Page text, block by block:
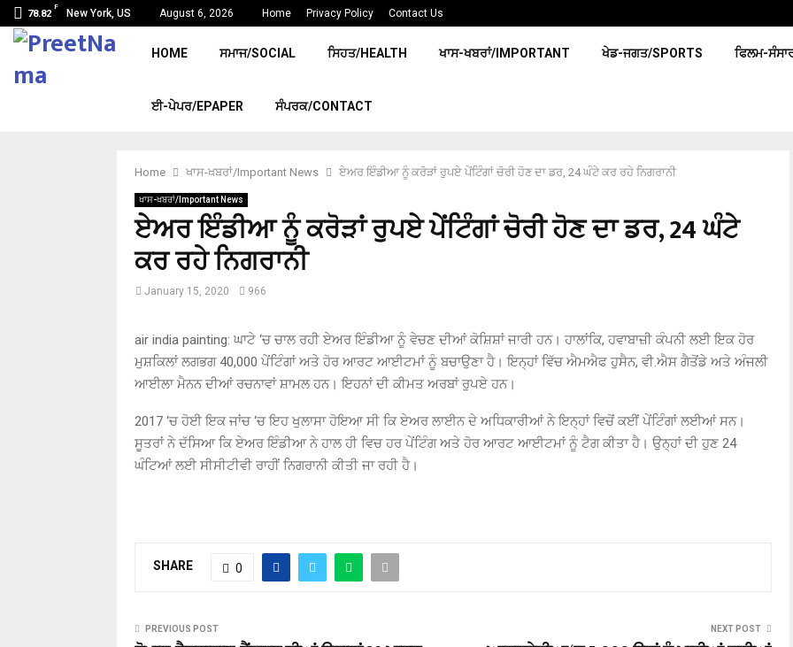
78.82
F
New York, US August 6, 2026 Home Privacy Policy Contact Us
HOME ਸਮਾਜ/SOCIAL ਸਿਹਤ/HEALTH ਖਾਸ-ਖਬਰਾਂ/IMPORTANT ਖੇਡ-ਜਗਤ/SPORTS ਫਿਲਮ-
ਈ-ਪੇਪਰ/EPAPER ਸੰਪਰਕ/CONTACT
Home ਖਾਸ-ਖਬਰਾਂ/Important News ਏਅਰ ਇੰਡੀਆ ਨੂੰ ਕਰੋੜਾਂ ਰੁਪਏ ਪੇਂਟਿੰਗਾਂ ਚੋਰੀ ਹੋਣ ਦਾ ਡਰ, 24 ਘੰਟੇ ਕਰ ਰਹੇ ਨਿਗਰਾਨੀ
ਖਾਸ-ਖਬਰਾਂ/Important News
ਏਅਰ ਇੰਡੀਆ ਨੂੰ ਕਰੋੜਾਂ ਰੁਪਏ ਪੇਂਟਿੰਗਾਂ ਚੋਰੀ ਹੋਣ ਦਾ ਡਰ, 24 ਘੰਟੇ
ਕਰ ਰਹੇ ਨਿਗਰਾਨੀ
January 15, 2020 966
air india painting: ਘਾਟੇ ‘ਚ ਚਾਲ ਰਹੀ ਏਅਰ ਇੰਡੀਆ ਨੂੰ ਵੇਚਣ ਦੀਆਂ ਕੋਸ਼ਿਸ਼ਾਂ ਜਾਰੀ ਹਨ। ਹਾਲਾਂਕਿ, ਹਵਾਬਾਜ਼ੀ ਕੰਪਨੀ ਲਈ ਇਕ ਹੋਰ
ਮੁਸ਼ਕਿਲਾਂ ਲਗਭਗ 40,000 ਪੇਂਟਿੰਗਾਂ ਅਤੇ ਹੋਰ ਆਰਟ ਆਈਟਮਾਂ ਨੂੰ ਬਚਾਉਣਾ ਹੈ। ਇਨ੍ਹਾਂ ਵਿੱਚ ਐਮਐਫ ਹੁਸੈਨ, ਵੀ.ਐਸ ਗੈਤੋਂਡੇ ਅਤੇ ਅੰਜਲੀ
ਆਈਲਾ ਮੈਨਨ ਦੀਆਂ ਰਚਨਾਵਾਂ ਸ਼ਾਮਲ ਹਨ। ਇਹਨਾਂ ਦੀ ਕੀਮਤ ਅਰਬਾਂ ਰੁਪਏ ਹਨ।
2017 ‘ਚ ਹੋਈ ਇਕ ਜਾਂਚ ‘ਚ ਇਹ ਖੁਲਾਸਾ ਹੋਇਆ ਸੀ ਕਿ ਏਅਰ ਲਾਈਨ ਦੇ ਅਧਿਕਾਰੀਆਂ ਨੇ ਇਨ੍ਹਾਂ ਵਿਚੋਂ ਕਈਂ ਪੇਂਟਿੰਗਾਂ ਲਈਆਂ ਸਨ।
ਸੂਤਰਾਂ ਨੇ ਦੱਸਿਆ ਕਿ ਏਅਰ ਇੰਡੀਆ ਨੇ ਹਾਲ ਹੀ ਵਿਚ ਹਰ ਪੇਂਟਿੰਗ ਅਤੇ ਹੋਰ ਆਰਟ ਆਈਟਮਾਂ ਨੂੰ ਟੈਗ ਕੀਤਾ ਹੈ। ਉਨ੍ਹਾਂ ਦੀ ਹੁਣ 24
ਘੰਟਿਆਂ ਲਈ ਸੀਸੀਟੀਵੀ ਰਾਹੀਂ ਨਿਗਰਾਨੀ ਕੀਤੀ ਜਾ ਰਹੀ ਹੈ।
SHARE 0
PREVIOUS POST NEXT POST